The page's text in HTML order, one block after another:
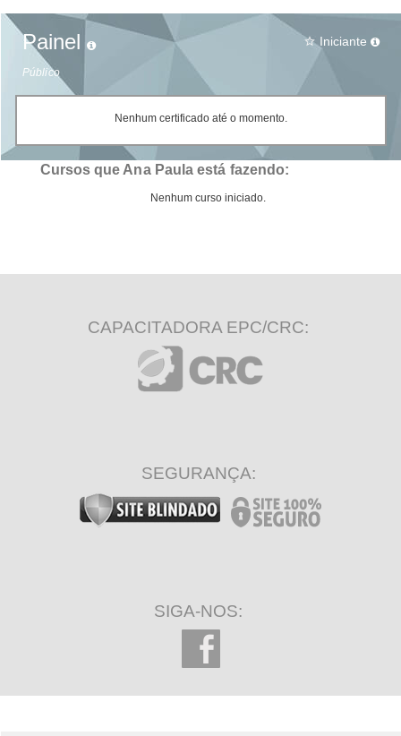
Painel
Público
star_border Iniciante
Nenhum certificado até o momento.
Cursos que Ana Paula está fazendo:
Nenhum curso iniciado.
CAPACITADORA EPC/CRC:
SEGURANÇA:
SIGA-NOS: